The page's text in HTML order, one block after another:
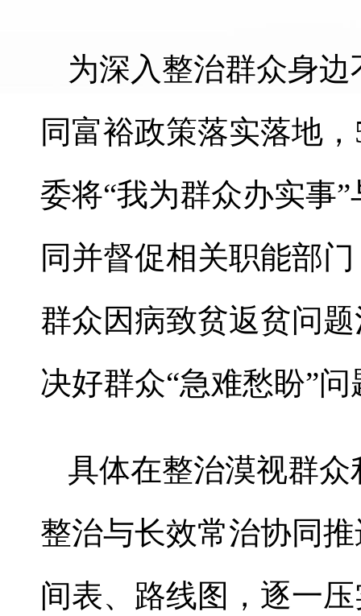
为深入整治群众身
同富裕政策落实落地
委将“我为群众办实事
同并督促相关职能部
群众因病致贫返贫问
决好群众“急难愁盼”
具体在整治漠视群
整治与长效常治协同
间表、路线图，逐一